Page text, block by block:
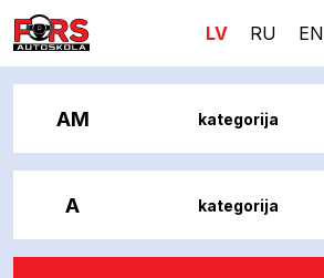
LV RU EN
AM kategorija
A kategorija